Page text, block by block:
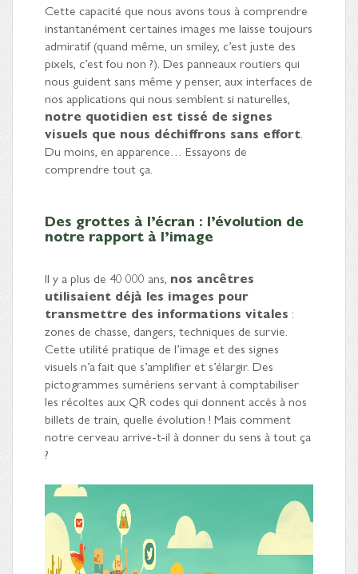
Cette capacité que nous avons tous à comprendre
instantanément certaines images me laisse toujours
admiratif (quand même, un smiley, c’est juste des
pixels, c’est fou non ?). Des panneaux routiers qui
nous guident sans même y penser, aux interfaces de
nos applications qui nous semblent si naturelles,
notre quotidien est tissé de signes
visuels que nous déchiffrons sans effort.
Du moins, en apparence… Essayons de
comprendre tout ça.
Des grottes à l’écran : l’évolution de
notre rapport à l’image
Il y a plus de 40 000 ans, nos ancêtres
utilisaient déjà les images pour
transmettre des informations vitales :
zones de chasse, dangers, techniques de survie.
Cette utilité pratique de l’image et des signes
visuels n’a fait que s’amplifier et s’élargir. Des
pictogrammes sumériens servant à comptabiliser
les récoltes aux QR codes qui donnent accès à nos
billets de train, quelle évolution ! Mais comment
notre cerveau arrive-t-il à donner du sens à tout ça
?